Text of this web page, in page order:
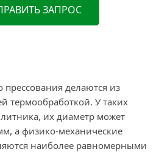
ЗАПРОС
делаются из
термообработкой. У таких
их диаметр может
а физико-механические
наиболее равномерными